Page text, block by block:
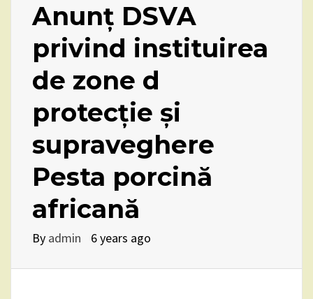
Anunț DSVA
privind instituirea
de zone d
protecție și
supraveghere
Pesta porcină
africană
By admin 6 years ago